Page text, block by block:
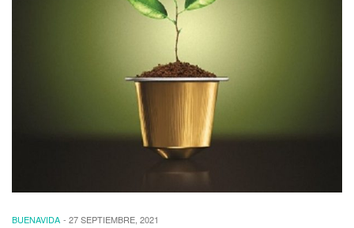
BUENAVIDA - 27 SEPTIEMBRE, 2021